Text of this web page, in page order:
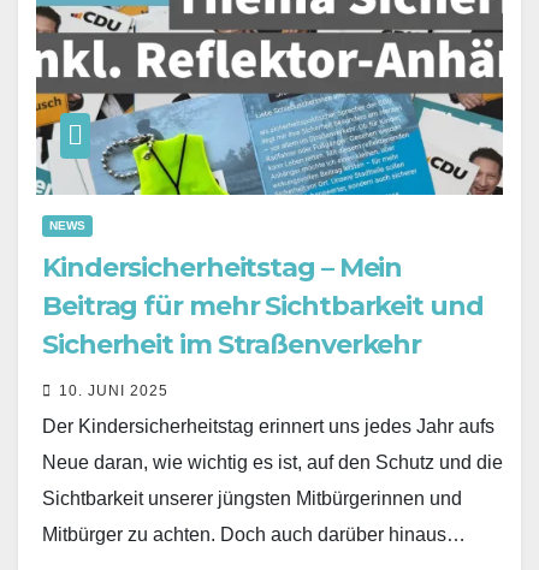
NEWS
Kindersicherheitstag – Mein
Beitrag für mehr Sichtbarkeit und
Sicherheit im Straßenverkehr
10. JUNI 2025
Der Kindersicherheitstag erinnert uns jedes Jahr aufs
Neue daran, wie wichtig es ist, auf den Schutz und die
Sichtbarkeit unserer jüngsten Mitbürgerinnen und
Mitbürger zu achten. Doch auch darüber hinaus…